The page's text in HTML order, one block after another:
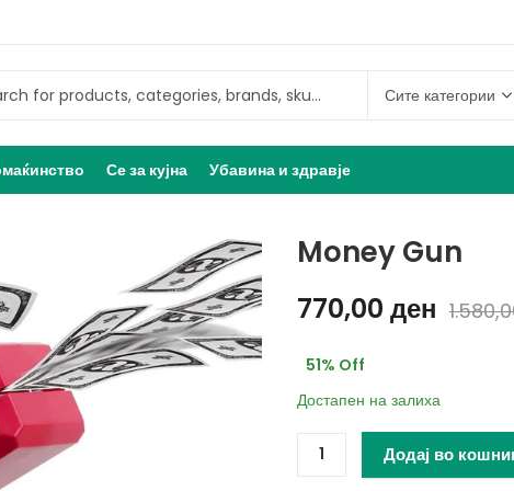
Се за кујна Убавина и здравје
Money Gun
770,00 ден
51% Off
Достапен на залиха
Додај во